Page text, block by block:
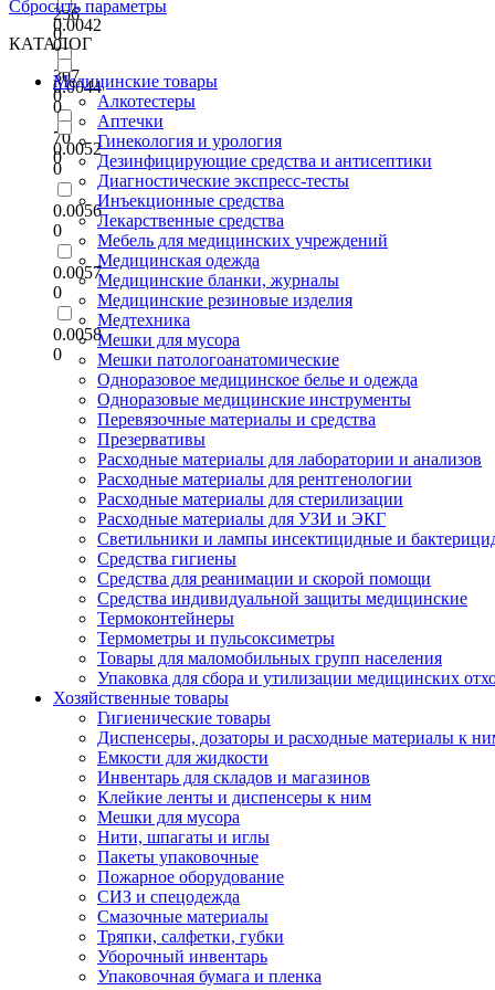
256
0
307
0
70
0
0.0042
0
0.0044
0
0.0052
0
0.0056
0
0.0057
0
0.0058
0
Сбросить параметры
КАТАЛОГ
Медицинские товары
Алкотестеры
Аптечки
Гинекология и урология
Дезинфицирующие средства и антисептики
Диагностические экспресс-тесты
Инъекционные средства
Лекарственные средства
Мебель для медицинских учреждений
Медицинская одежда
Медицинские бланки, журналы
Медицинские резиновые изделия
Медтехника
Мешки для мусора
Мешки патологоанатомические
Одноразовое медицинское белье и одежда
Одноразовые медицинские инструменты
Перевязочные материалы и средства
Презервативы
Расходные материалы для лаборатории и анализов
Расходные материалы для рентгенологии
Расходные материалы для стерилизации
Расходные материалы для УЗИ и ЭКГ
Светильники и лампы инсектицидные и
Средства гигиены
Средства для реанимации и скорой помощи
Средства индивидуальной защиты медицинские
Термоконтейнеры
Термометры и пульсоксиметры
Товары для маломобильных групп населения
Упаковка для сбора и утилизации медицинских
Хозяйственные товары
Гигиенические товары
Диспенсеры, дозаторы и расходные материалы к
Емкости для жидкости
Инвентарь для складов и магазинов
Клейкие ленты и диспенсеры к ним
Мешки для мусора
Нити, шпагаты и иглы
Пакеты упаковочные
Пожарное оборудование
СИЗ и спецодежда
Смазочные материалы
Тряпки, салфетки, губки
Уборочный инвентарь
Упаковочная бумага и пленка